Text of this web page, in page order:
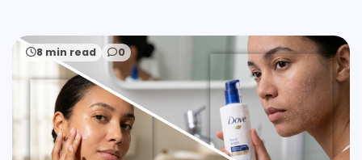
8 min read 0